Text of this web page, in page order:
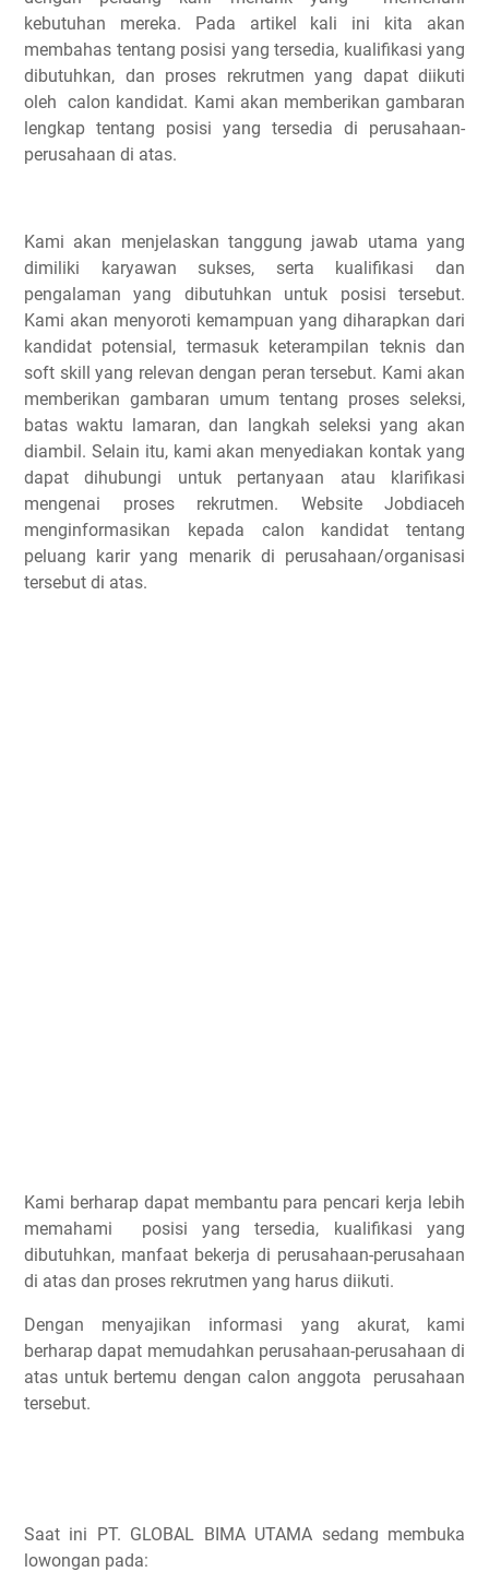
kebutuhan mereka. Pada artikel kali ini kita akan
membahas tentang posisi yang tersedia, kualifikasi yang
dibutuhkan, dan proses rekrutmen yang dapat diikuti
oleh calon kandidat. Kami akan memberikan gambaran
lengkap tentang posisi yang tersedia di perusahaan-
perusahaan di atas.
Kami akan menjelaskan tanggung jawab utama yang
dimiliki karyawan sukses, serta kualifikasi dan
pengalaman yang dibutuhkan untuk posisi tersebut.
Kami akan menyoroti kemampuan yang diharapkan dari
kandidat potensial, termasuk keterampilan teknis dan
soft skill yang relevan dengan peran tersebut. Kami akan
memberikan gambaran umum tentang proses seleksi,
batas waktu lamaran, dan langkah seleksi yang akan
diambil. Selain itu, kami akan menyediakan kontak yang
dapat dihubungi untuk pertanyaan atau klarifikasi
mengenai proses rekrutmen. Website Jobdiaceh
menginformasikan kepada calon kandidat tentang
peluang karir yang menarik di perusahaan/organisasi
tersebut di atas.
Kami berharap dapat membantu para pencari kerja lebih
memahami posisi yang tersedia, kualifikasi yang
dibutuhkan, manfaat bekerja di perusahaan-perusahaan
di atas dan proses rekrutmen yang harus diikuti.
Dengan menyajikan informasi yang akurat, kami
berharap dapat memudahkan perusahaan-perusahaan di
atas untuk bertemu dengan calon anggota perusahaan
tersebut.
Saat ini PT. GLOBAL BIMA UTAMA sedang membuka
lowongan pada: